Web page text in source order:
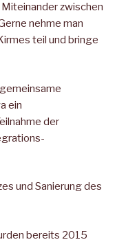
zwischen
nehme man
teil und bringe
ein
der
und Sanierung des
bereits 2015